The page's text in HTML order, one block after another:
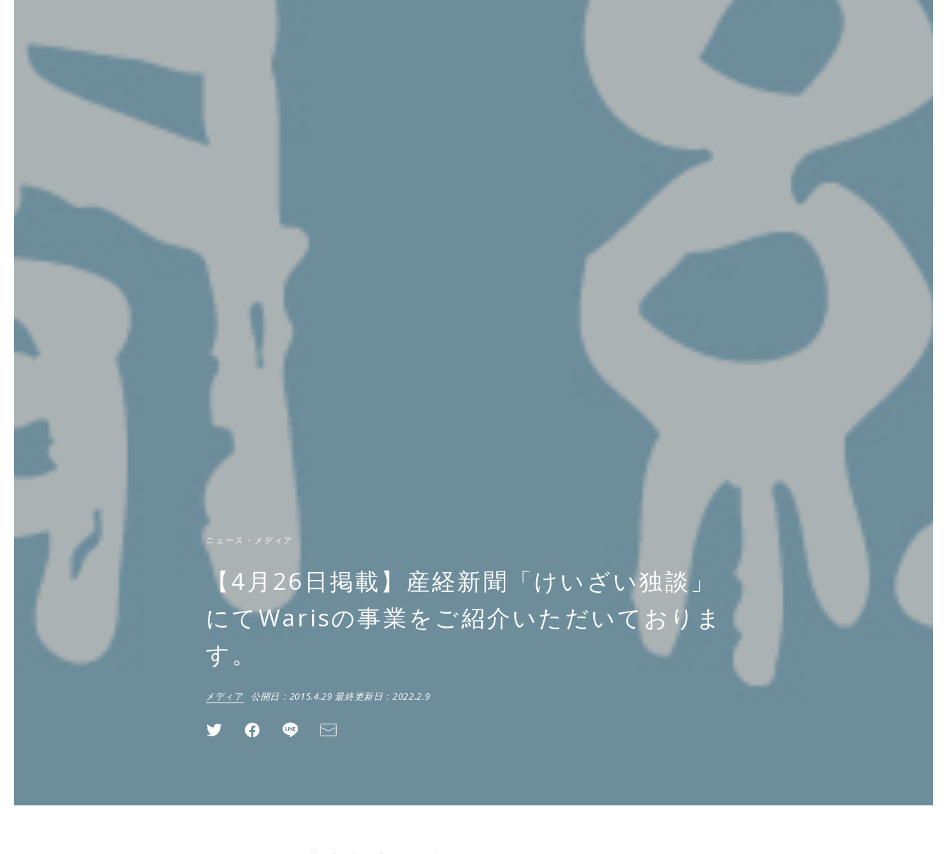
ニュース・メディア
【4月26日掲載】産経新聞「けいざい独談」
にてWarisの事業をご紹介いただいておりま
す。
メディア 公開日： 2015.4.29 最終更新日：2022.2.9